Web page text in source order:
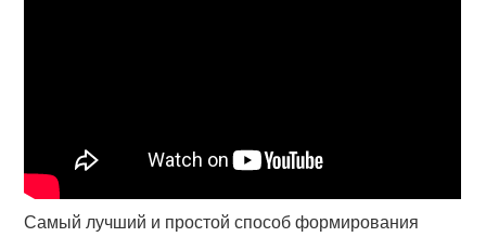
Самый лучший и простой способ формирования